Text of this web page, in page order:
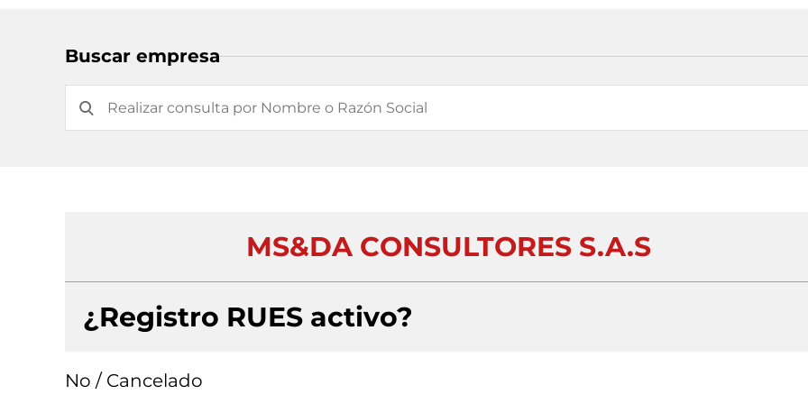
Buscar empresa
MS&DA CONSULTORES S.A.S
¿Registro RUES activo?
No / Cancelado